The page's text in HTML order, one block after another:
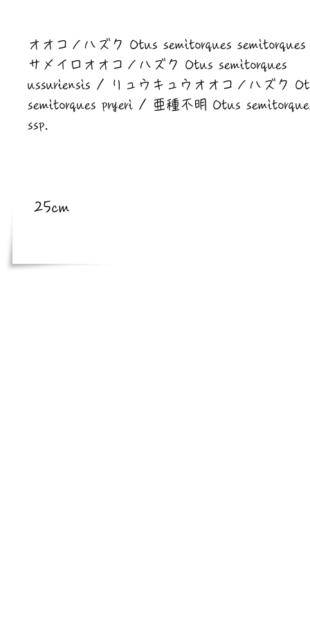
オオコノハズク Otus semitorques
サメイロオオコノハズク Otus semitorques
ussuriensis / リュウキュウオオコノハズク
semitorques pryeri / 亜種不明 Otus
ssp.
25cm